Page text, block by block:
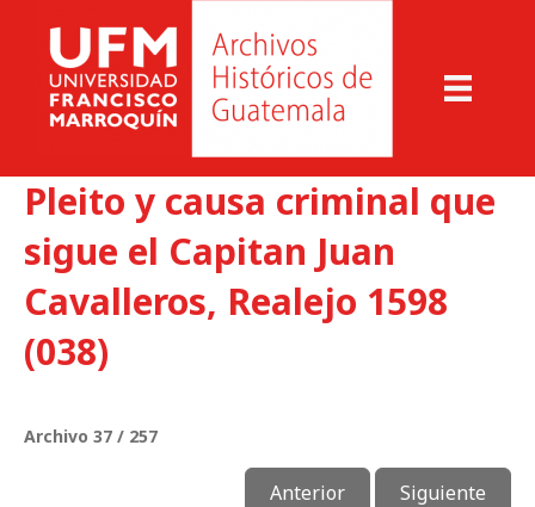
Pleito y causa criminal que
sigue el Capitan Juan
Cavalleros, Realejo 1598
(038)
Archivo 37 / 257
Anterior Siguiente